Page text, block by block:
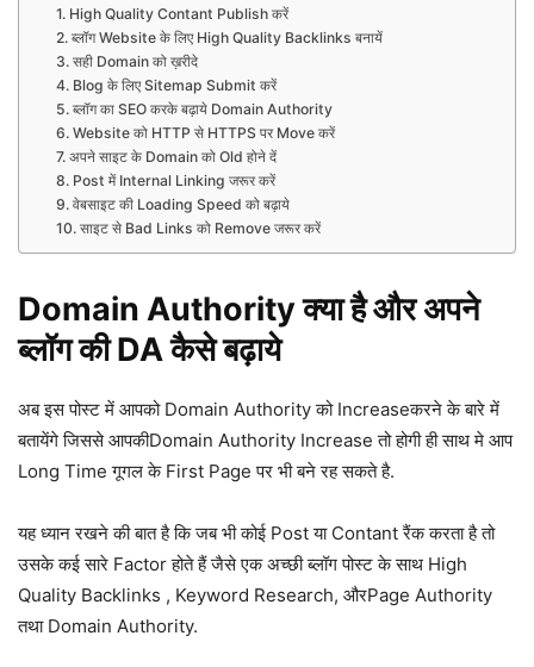
1. High Quality Contant Publish करें
2. ब्लॉग Website के लिए High Quality Backlinks बनायें
3. सही Domain को ख़रीदे
4. Blog के लिए Sitemap Submit करें
5. ब्लॉग का SEO करके बढ़ाये Domain Authority
6. Website को HTTP से HTTPS पर Move करें
7. अपने साइट के Domain को Old होने दें
8. Post में Internal Linking जरूर करें
9. वेबसाइट की Loading Speed को बढ़ाये
10. साइट से Bad Links को Remove जरूर करें
Domain Authority क्या है और अपने
ब्लॉग की DA कैसे बढ़ाये
अब इस पोस्ट में आपको Domain Authority को Increaseकरने के बारे में
बतायेंगे जिससे आपकीDomain Authority Increase तो होगी ही साथ मे आप
Long Time गूगल के First Page पर भी बने रह सकते है.
यह ध्यान रखने की बात है कि जब भी कोई Post या Contant रैंक करता है तो
उसके कई सारे Factor होते हैं जैसे एक अच्छी ब्लॉग पोस्ट के साथ High
Quality Backlinks , Keyword Research, औरPage Authority
तथा Domain Authority.